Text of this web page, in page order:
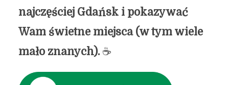
najczęściej Gdańsk i pokazywać
Wam świetne miejsca (w tym wiele
mało znanych).☕